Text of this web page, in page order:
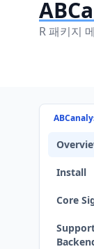
R 패키지
Install
Core